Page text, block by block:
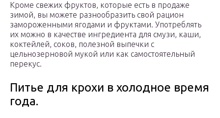
Кроме свежих фруктов, которые есть в продаже
зимой, вы можете разнообразить свой рацион
замороженными ягодами и фруктами. Употреблять
их можно в качестве ингредиента для смузи, каши,
коктейлей, соков, полезной выпечки с
цельнозерновой мукой или как самостоятельный
перекус.
Питье для крохи в холодное время
года.